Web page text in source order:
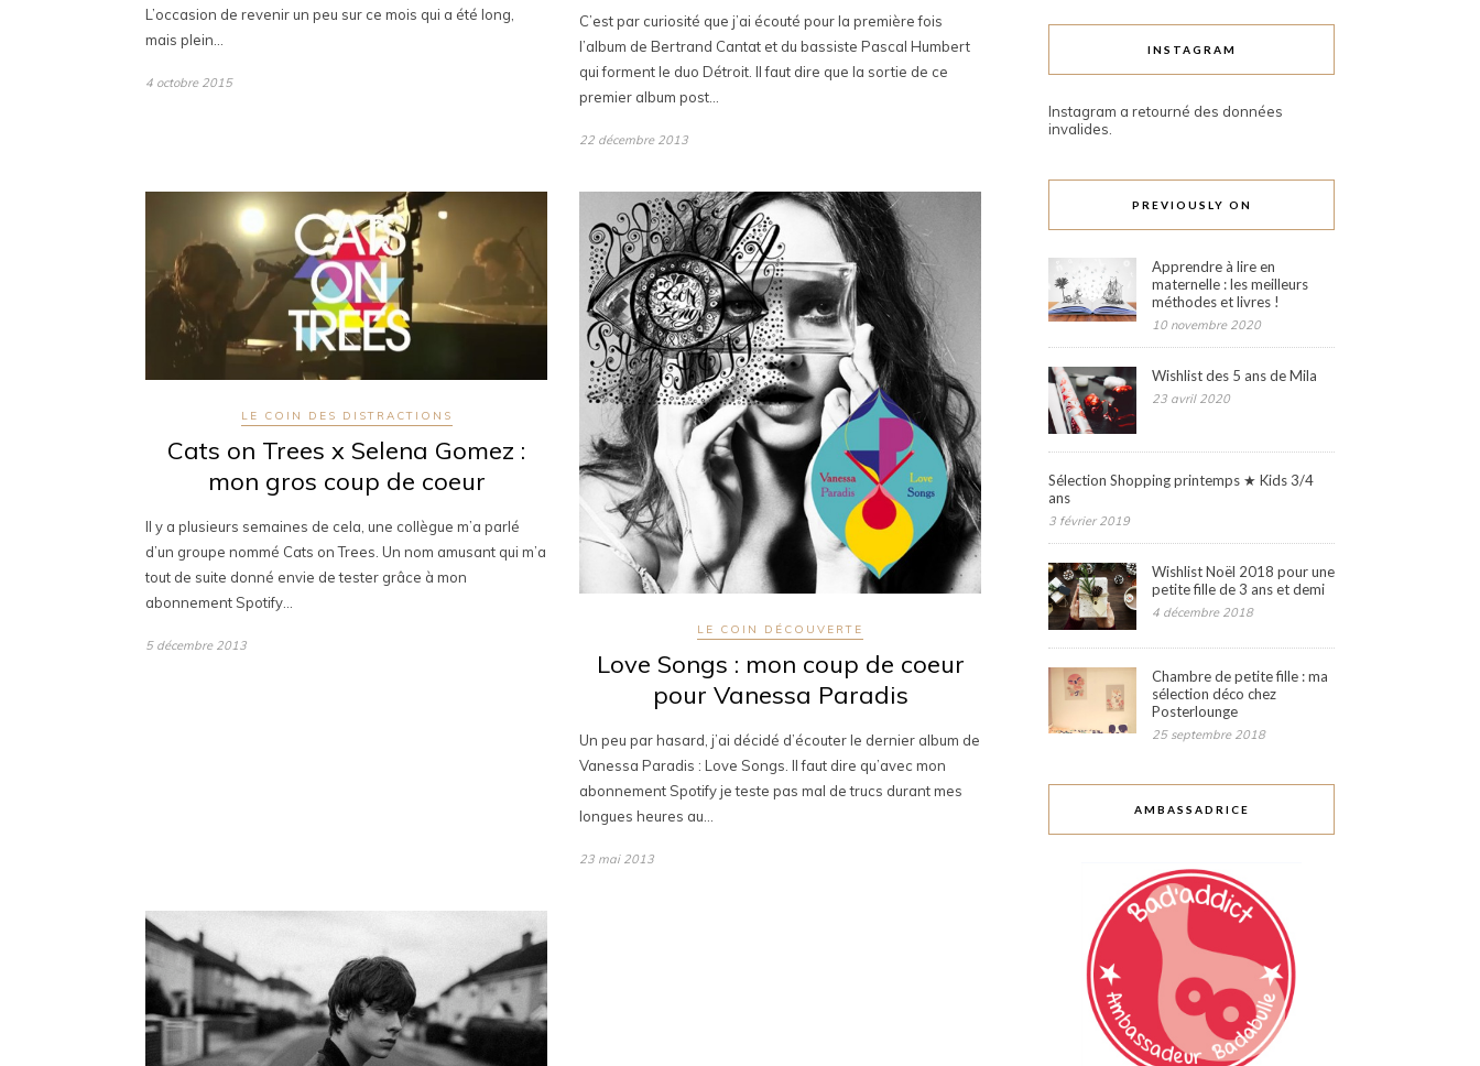
L’occasion de revenir un peu sur ce mois qui a été long,
mais plein…
4 octobre 2015
C’est par curiosité que j’ai écouté pour la première fois
l’album de Bertrand Cantat et du bassiste Pascal Humbert
qui forment le duo Détroit. Il faut dire que la sortie de ce
premier album post…
22 décembre 2013
LE COIN DES DISTRACTIONS
Cats on Trees x Selena Gomez :
mon gros coup de coeur
Il y a plusieurs semaines de cela, une collègue m’a parlé
d’un groupe nommé Cats on Trees. Un nom amusant qui m’a
tout de suite donné envie de tester grâce à mon
abonnement Spotify…
5 décembre 2013
LE COIN DÉCOUVERTE
Love Songs : mon coup de coeur
pour Vanessa Paradis
Un peu par hasard, j’ai décidé d’écouter le dernier album de
Vanessa Paradis : Love Songs. Il faut dire qu’avec mon
abonnement Spotify je teste pas mal de trucs durant mes
longues heures au…
23 mai 2013
INSTAGRAM
Instagram a retourné des données
invalides.
PREVIOUSLY ON
Apprendre à lire en
maternelle : les meilleurs
méthodes et livres !
10 novembre 2020
Wishlist des 5 ans de Mila
23 avril 2020
Sélection Shopping printemps ★ Kids 3/4
ans
3 février 2019
Wishlist Noël 2018 pour une
petite fille de 3 ans et demi
4 décembre 2018
Chambre de petite fille : ma
sélection déco chez
Posterlounge
25 septembre 2018
AMBASSADRICE